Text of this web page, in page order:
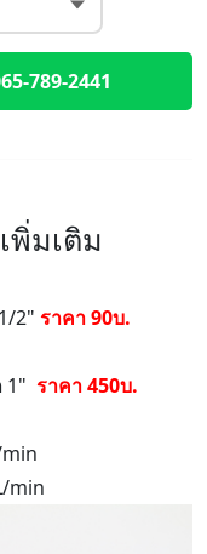
789-2441
พิ่มเติม
1/2" ราคา 90บ.
1" ราคา 450บ.
min